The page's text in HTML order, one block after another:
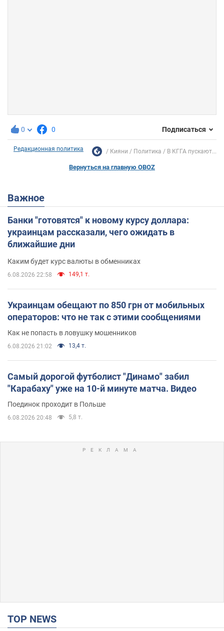
0 0 Подписаться
Редакционная политика Кияни Политика В КГГА пускают...
Вернуться на главную OBOZ
Важное
Банки "готовятся" к новому курсу доллара:
украинцам рассказали, чего ожидать в
ближайшие дни
Каким будет курс валюты в обменниках
6.08.2026 22:58 149,1 т.
Украинцам обещают по 850 грн от мобильных
операторов: что не так с этими сообщениями
Как не попасть в ловушку мошенников
6.08.2026 21:02 13,4 т.
Самый дорогой футболист "Динамо" забил
"Карабаху" уже на 10-й минуте матча. Видео
Поединок проходит в Польше
6.08.2026 20:48 5,8 т.
TOP NEWS